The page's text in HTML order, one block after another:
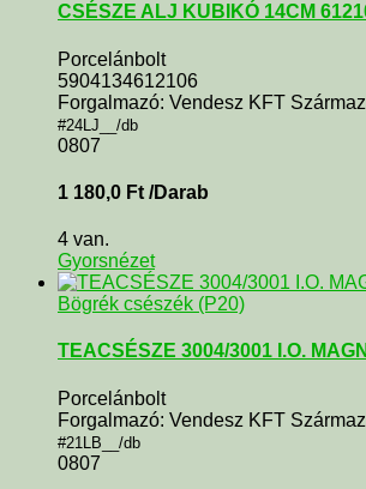
CSÉSZE ALJ KUBIKÓ 14CM
Porcelánbolt
5904134612106
Forgalmazó: Vendesz KFT
#24LJ__/db
0807
1 180,0 Ft /Darab
4 van.
Gyorsnézet
Bögrék csészék (P20)
TEACSÉSZE 3004/3001 I.O.
Porcelánbolt
Forgalmazó: Vendesz KFT
#21LB__/db
0807